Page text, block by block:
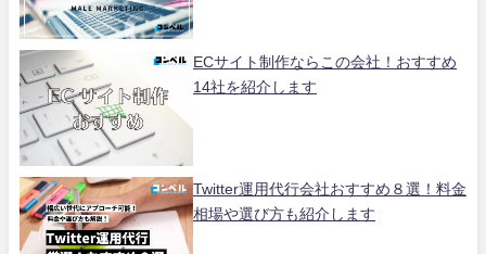
ECサイト制作ならこの会社！おすすめ
14社を紹介します
Twitter運用代行会社おすすめ８選！料金
相場や選び方も紹介します